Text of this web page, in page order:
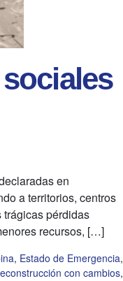
en
a territorios, centros
pérdidas
recursos, […]
, Estado de Emergencia,
con cambios,